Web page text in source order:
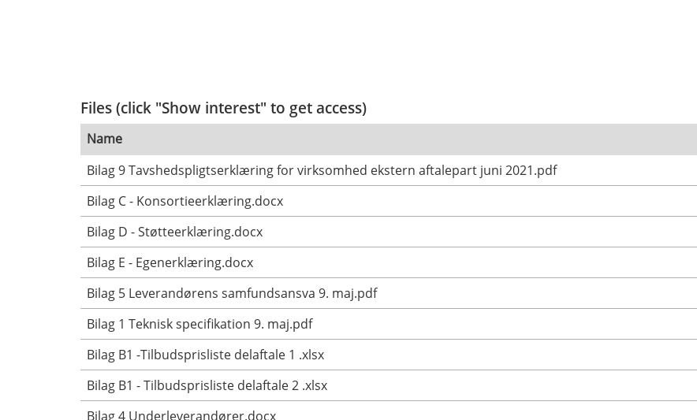
Files (click "Show interest" to get access)
Name
Bilag 9 Tavshedspligtserklæring for virksomhed ekstern aftalepart juni 2021.pdf
Bilag C - Konsortieerklæring.docx
Bilag D - Støtteerklæring.docx
Bilag E - Egenerklæring.docx
Bilag 5 Leverandørens samfundsansva 9. maj.pdf
Bilag 1 Teknisk specifikation 9. maj.pdf
Bilag B1 -Tilbudsprisliste delaftale 1 .xlsx
Bilag B1 - Tilbudsprisliste delaftale 2 .xlsx
Bilag 4 Underleverandører.docx